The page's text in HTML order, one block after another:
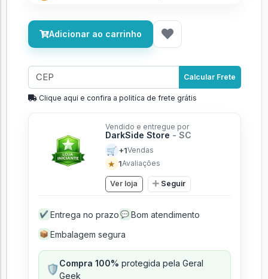
Adicionar ao carrinho
Calcular Frete
Clique aqui e confira a politíca de frete grátis
Vendido e entregue por
DarkSide Store - SC
🛒 +1Vendas
★ 1Avaliações
Ver loja Seguir
✔ Entrega no prazo 💬 Bom atendimento
📦 Embalagem segura
🛡️Compra 100% protegida pela Geral
Geek